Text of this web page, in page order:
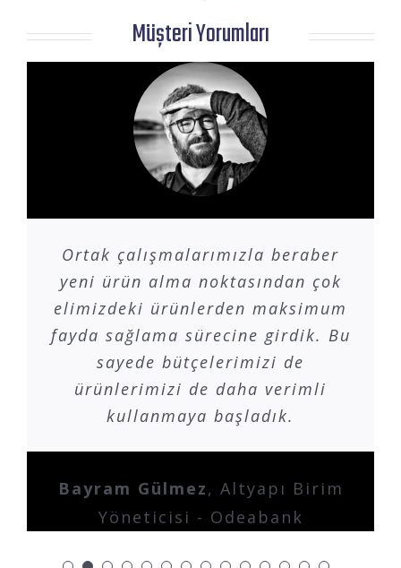
Müşteri Yorumları
Ortak çalışmalarımızla beraber
yeni ürün alma noktasından çok
elimizdeki ürünlerden maksimum
fayda sağlama sürecine girdik. Bu
sayede bütçelerimizi de
ürünlerimizi de daha verimli
kullanmaya başladık.
Bayram Gülmez, Altyapı Birim
Yöneticisi - Odeabank